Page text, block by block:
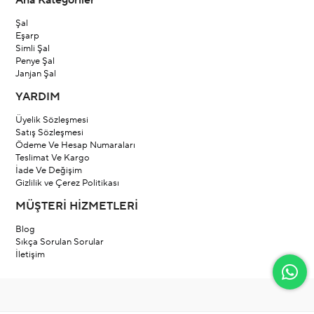
Şal
Eşarp
Simli Şal
Penye Şal
Janjan Şal
YARDIM
Üyelik Sözleşmesi
Satış Sözleşmesi
Ödeme Ve Hesap Numaraları
Teslimat Ve Kargo
İade Ve Değişim
Gizlilik ve Çerez Politikası
MÜŞTERİ HİZMETLERİ
Blog
Sıkça Sorulan Sorular
İletişim